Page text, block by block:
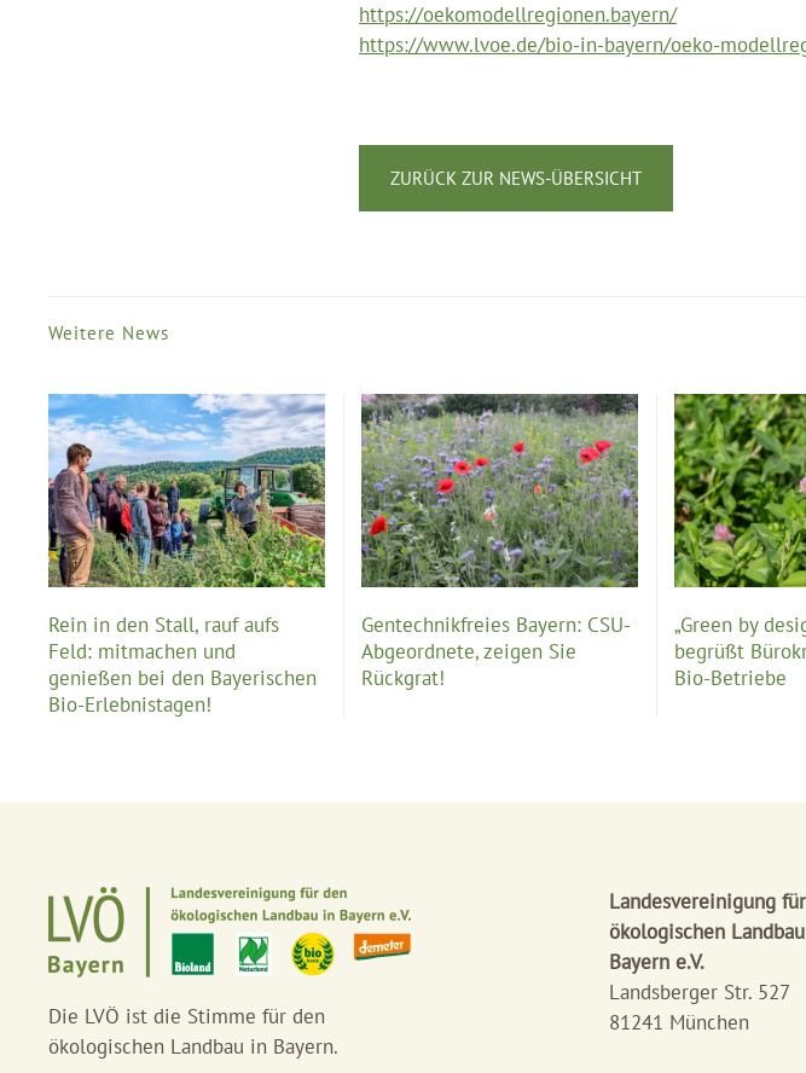
https://oekomodellregionen.bayern/
https://www.lvoe.de/bio-in-bayern/oeko-
ZURÜCK ZUR NEWS-ÜBERSICHT
Weitere News
Rein in den Stall, rauf aufs
Feld: mitmachen und
genießen bei den Bayerischen
Bio-Erlebnistagen!
Gentechnikfreies Bayern: CSU-
Abgeordnete, zeigen Sie
Rückgrat!
„Green by
begrüßt
Bio-Betriebe
Die LVÖ ist die Stimme für den
ökologischen Landbau in Bayern.
Landesvereinigung
ökologischen
Bayern e.V.
Landsberger Str. 527
81241 München